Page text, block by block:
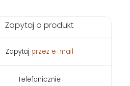
Zapytaj o produkt
Zapytaj przez e-mail
Telefonicznie